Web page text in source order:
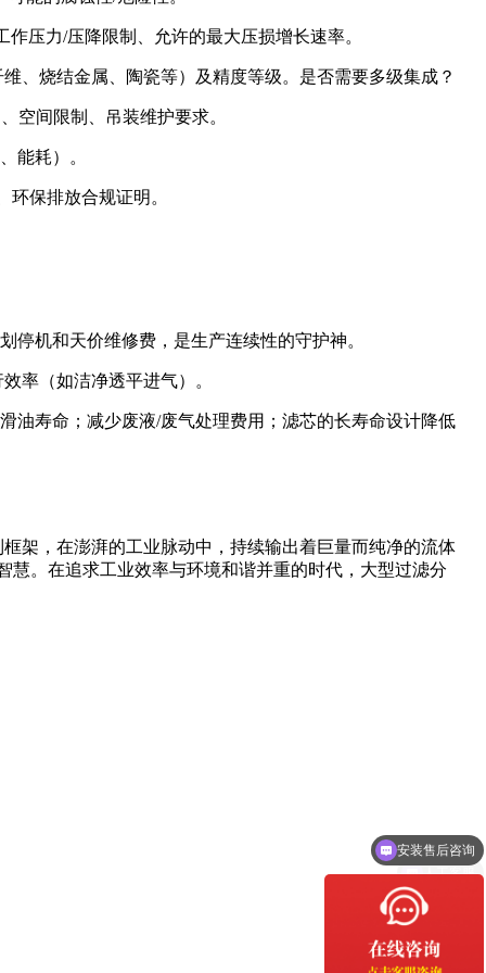
压力/压降限制、允许的最大压损增长速率。
、烧结金属、陶瓷等）及精度等级。是否需要多级集成？
空间限制、吊装维护要求。
能耗）。
保排放合规证明。
机和天价维修费，是生产连续性的守护神。
率（如洁净透平进气）。
油寿命；减少废液/废气处理费用；滤芯的长寿命设计降低
架，在澎湃的工业脉动中，持续输出着巨量而纯净的流体
。在追求工业效率与环境和谐并重的时代，大型过滤分
人工客服